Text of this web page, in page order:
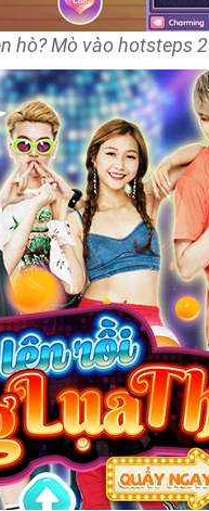
hò? Mò vào hotsteps 2